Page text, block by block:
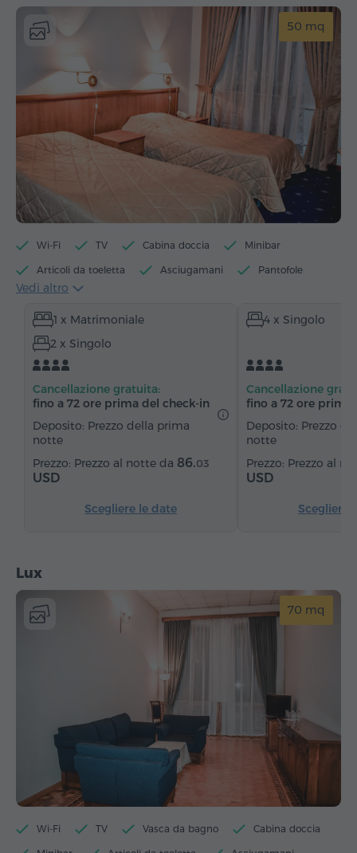
50 mq
Wi-Fi TV Cabina doccia Minibar
Articoli da toeletta Asciugamani Pantofole
Asciugacapelli
Armadio/Guardaroba Tavolo
Divano Sedia
Moquette
Vedi altro
1 x Matrimoniale
2 x Singolo
Cancellazione gratuita:
fino a 72 ore prima del check‑in
Deposito: Prezzo della prima
notte
Prezzo al notte da 86.03
USD
Scegliere le date
4 x Singolo
Cancellazione
fino a 72 ore prima
Deposito: Prezzo
notte
Prezzo al
USD
Scegliere
Lux
70 mq
Wi-Fi TV Vasca da bagno Cabina doccia